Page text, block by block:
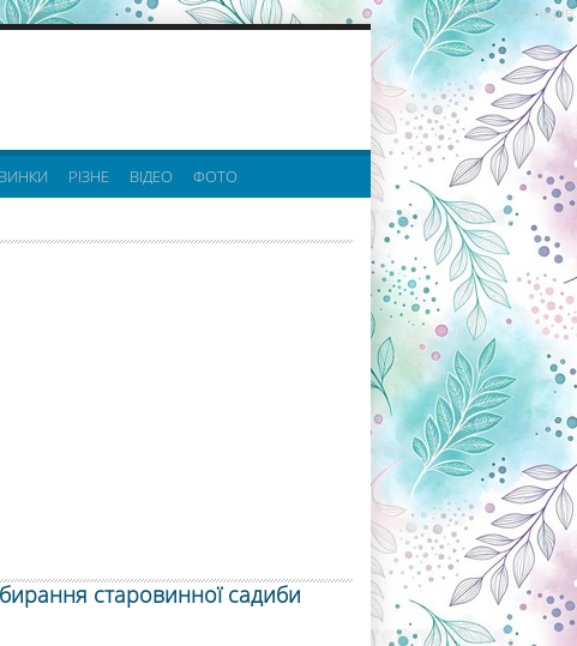
реклама партнерів:
РІЗНЕ ВІДЕО ФОТО
старовинної садиби